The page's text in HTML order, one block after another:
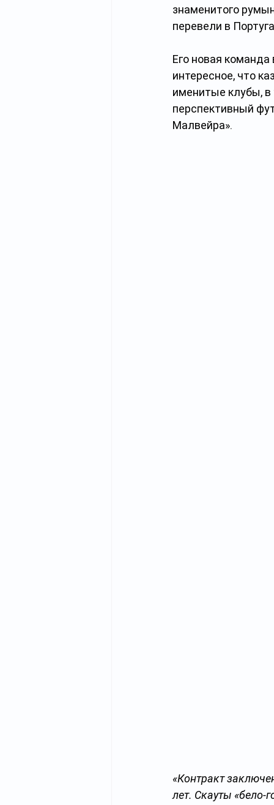
знаменитого
перевели в
Его новая
интересное, что
именитые клубы, в
перспективный
Малвейра».
«Контракт
лет. Скауты «бело-